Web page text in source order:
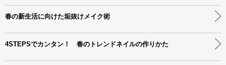
春の新生活に向けた垢抜けメイク術
4STEPSでカンタン！ 春のトレンドネイルの作りかた